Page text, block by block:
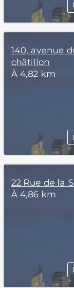
140, avenue
châtillon
À 4,82 km
22 Rue de la
À 4,86 km